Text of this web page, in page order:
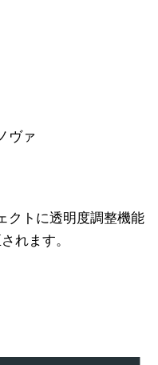
ヴァ
クトに透明度調整機能
れます。